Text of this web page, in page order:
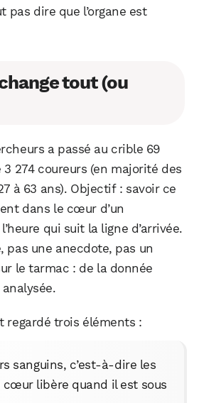
pas dire que l’organe est
tout (ou
a passé au crible 69
274 coureurs (en majorité des
à 63 ans). Objectif : savoir ce
dans le cœur d’un
qui suit la ligne d’arrivée.
pas une anecdote, pas un
le tarmac : de la donnée
regardé trois éléments :
sanguins, c’est-à-dire les
cœur libère quand il est sous